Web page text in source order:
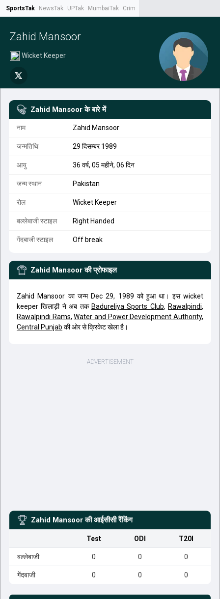
SportsTak NewsTak UPTak MumbaiTak CrimeTak
Zahid Mansoor
Wicket Keeper
Zahid Mansoor के बारे में
नाम Zahid Mansoor
जन्मतिथि 29 दिसम्बर 1989
आयु 36 वर्ष, 05 महीने, 06 दिन
जन्म स्थान Pakistan
रोल Wicket Keeper
बल्लेबाजी स्टाइल Right Handed
गेंदबाजी स्टाइल Off break
Zahid Mansoor की प्रोफाइल
Zahid Mansoor का जन्म Dec 29, 1989 को हुआ था। इस wicket
keeper खिलाड़ी ने अब तक Badureliya Sports Club, Rawalpindi,
Rawalpindi Rams,Water and Power Development Authority,
Central Punjab की ओर से क्रिकेट खेला है।
Zahid Mansoor की आईसीसी रैंकिंग
Test ODI T20I
बल्लेबाजी 0 0 0
गेंदबाजी 0 0 0